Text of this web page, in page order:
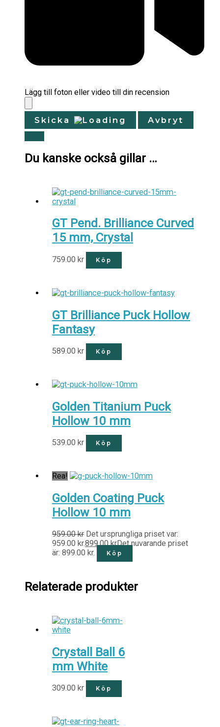
Lägg till foton eller video till din recension
Skicka Avbryt
Du kanske också gillar …
GT Pend. Brilliance Curved
15 mm, Crystal
759.00kr Köp
GT Brilliance Puck Hollow
Fantasy
589.00kr Köp
Golden Titanium Puck
Hollow 10 mm
539.00kr Köp
Rea!
Golden Coating Puck
Hollow 10 mm
959.00kr Det ursprungliga priset var:
959.00 kr.899.00krDet nuvarande priset
är: 899.00 kr.
Köp
Relaterade produkter
Crystall Ball 6
mm White
309.00kr Köp